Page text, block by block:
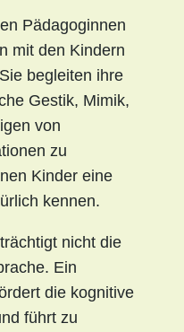
Pädagoginnen
mit den Kindern
begleiten ihre
Gestik, Mimik,
von
zu
Kinder eine
kennen.
nicht die
Ein
die kognitive
führt zu